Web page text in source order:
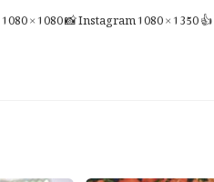
1080 × 1080📸 Instagram1080 × 1350